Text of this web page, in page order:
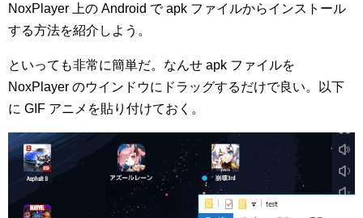
NoxPlayer 上の Android で apk ファイルからインストール
する方法を紹介しよう。
といっても非常に簡単だ。なんせ apk ファイルを
NoxPlayer のウインドウにドラッグするだけで良い。以下
に GIF アニメを貼り付けておく。